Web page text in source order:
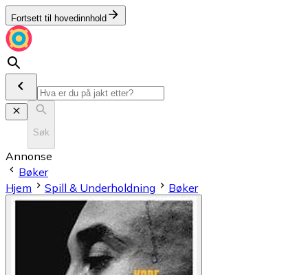
Fortsett til hovedinnhold
Søk
Annonse
Bøker
Hjem
Spill & Underholdning Bøker